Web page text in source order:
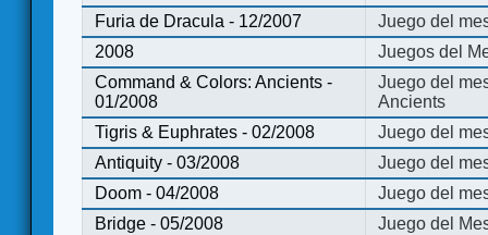
Furia de Dracula - 12/2007
Juego del
2008
Juegos del
Command & Colors: Ancients -
01/2008
Juego del
Ancients
Tigris & Euphrates - 02/2008
Juego del
Antiquity - 03/2008
Juego del
Doom - 04/2008
Juego del
Bridge - 05/2008
Juego del